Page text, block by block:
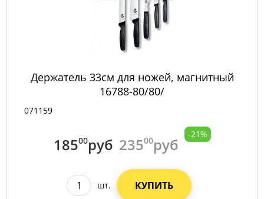
Держатель 33см для ножей, магнитный
16788-80/80/
071159
18500руб 23500руб
-21%
шт. КУПИТЬ